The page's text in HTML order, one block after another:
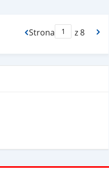
Strona
Max Stronaz 8